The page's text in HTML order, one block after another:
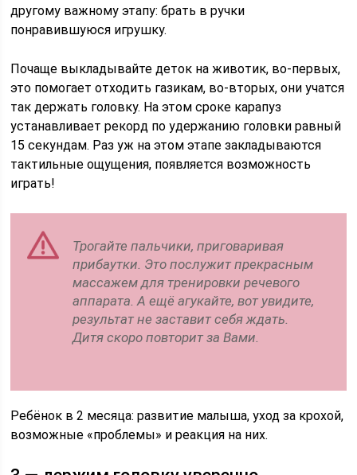
другому важному этапу: брать в ручки
понравившуюся игрушку.
Почаще выкладывайте деток на животик, во-первых,
это помогает отходить газикам, во-вторых, они учатся
так держать головку. На этом сроке карапуз
устанавливает рекорд по удержанию головки равный
15 секундам. Раз уж на этом этапе закладываются
тактильные ощущения, появляется возможность
играть!
Трогайте пальчики, приговаривая
прибаутки. Это послужит прекрасным
массажем для тренировки речевого
аппарата. А ещё агукайте, вот увидите,
результат не заставит себя ждать.
Дитя скоро повторит за Вами.
Ребёнок в 2 месяца: развитие малыша, уход за крохой,
возможные «проблемы» и реакция на них.